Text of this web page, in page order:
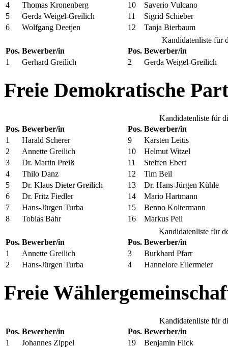
4
Thomas Kronenberg 10
Saverio Vulcano
5
Gerda Weigel-Greilich 11
Sigrid Schieber
6
Wolfgang Deetjen 12
Tanja Bierbaum
Kandidatenliste für
Pos. Bewerber/in Pos. Bewerber/in
1
Gerhard Greilich 2 Gerda Weigel-Greilich
Freie Demokratische
Kandidatenliste für
Pos. Bewerber/in Pos. Bewerber/in
1
Harald Scherer 9
Karsten Leitis
2
Annette Greilich 10
Helmut Witzel
3
Dr. Martin Preiß 11
Steffen Ebert
4
Thilo Danz 12
Tim Beil
5
Dr. Klaus Dieter Greilich 13
Dr. Hans-Jürgen Kühle
6
Dr. Fritz Fiedler 14
Mario Hartmann
7
Hans-Jürgen Turba 15
Benno Koltermann
8
Tobias Bahr 16
Markus Peil
Kandidatenliste für
Pos. Bewerber/in Pos. Bewerber/in
1
Annette Greilich 3
Burkhard Pfarr
2
Hans-Jürgen Turba 4 Hannelore Ellermeier
Freie
Kandidatenliste für
Pos. Bewerber/in Pos. Bewerber/in
1
Johannes Zippel 19
Benjamin Flick